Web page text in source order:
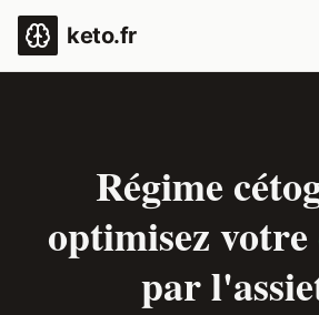
keto.fr
Régime
optimisez votre
par